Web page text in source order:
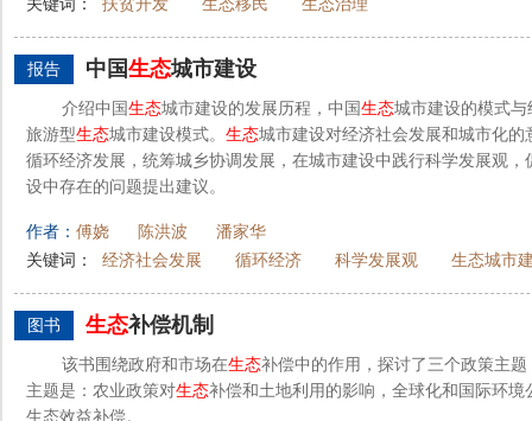
关键词：
扶贫开发 生态移民 生态治理
报告 中国生态城市建设
介绍中国 生态城市建设的发展历程，中国 生态城市建设的模式
旅游型生态城市建设模式。 生态城市建设对经济社会发展和城市化
循环经济发展，统筹城乡协调发展，在城市建设中践行科学发展观，
设中存在的问题提出建议。
作者： 傅娆 陈洪波
潘家华
关键词：
经济社会发展 循环经济 科学发展观 生态城市
图书 生态补偿机制
该书围绕政府和市场在生态补偿中的作用，探讨了三个政策主
主题是：农业政策对生态补偿和土地利用的影响，全球化和国际环境
生态效益补偿。